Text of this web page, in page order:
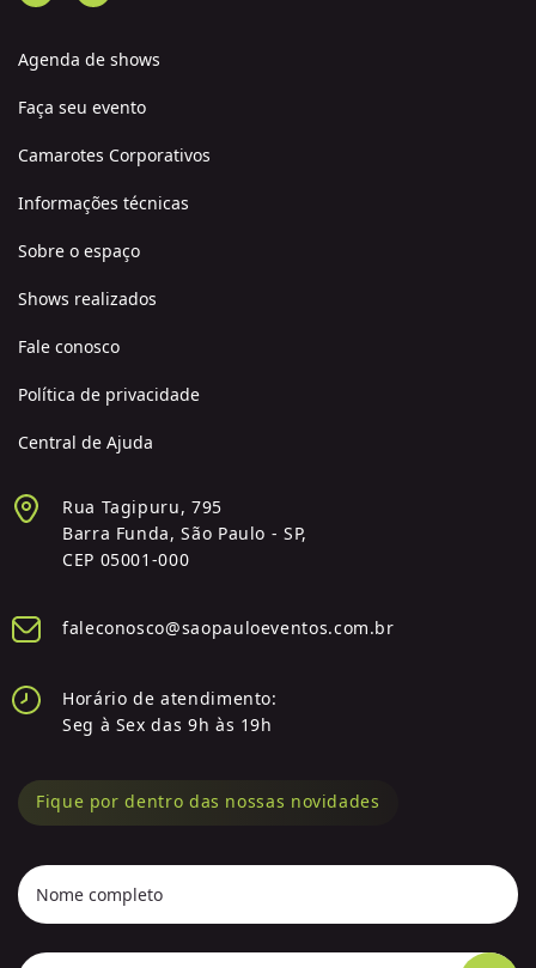
Agenda de shows
Faça seu evento
Camarotes Corporativos
Informações técnicas
Sobre o espaço
Shows realizados
Fale conosco
Política de privacidade
Central de Ajuda
Rua Tagipuru, 795
Barra Funda, São Paulo - SP,
CEP 05001-000
faleconosco@saopauloeventos.com.br
Horário de atendimento:
Seg à Sex das 9h às 19h
Fique por dentro das nossas novidades
Nome completo